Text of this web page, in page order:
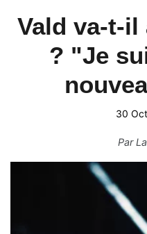
Vald va-t-il
? "Je
30
Par